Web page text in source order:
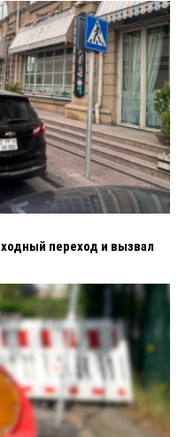
переход и вызвал